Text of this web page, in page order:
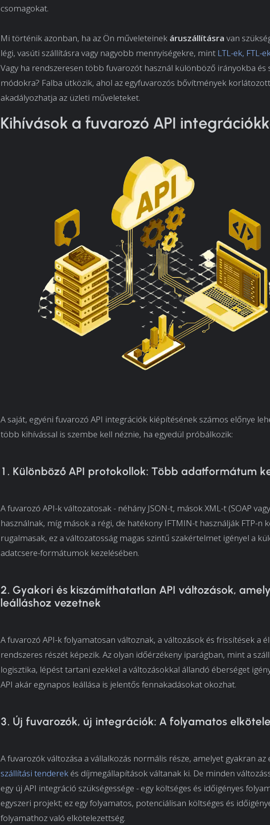
csomagokat.
Mi történik azonban, ha az Ön műveleteinek áruszállításra van
légi, vasúti szállításra vagy nagyobb mennyiségekre, mint LTL-ek, FTL-
Vagy ha rendszeresen több fuvarozót használ különböző irányokba és
módokra? Falba ütközik, ahol az egyfuvarozós bővítmények
akadályozhatja az üzleti műveleteket.
Kihívások a fuvarozó API
A saját, egyéni fuvarozó API integrációk kiépítésének számos előnye
több kihívással is szembe kell néznie, ha egyedül próbálkozik:
1. Különböző API protokollok: Több adatformátum
A fuvarozó API-k változatosak - néhány JSON-t, mások XML-t (SOAP
használnak, míg mások a régi, de hatékony IFTMIN-t használják FTP-n
rugalmasak, ez a változatosság magas szintű szakértelmet igényel a
adatcsere-formátumok kezelésében.
2. Gyakori és kiszámíthatatlan API változások,
leálláshoz vezetnek
A fuvarozó API-k folyamatosan változnak, a változások és frissítések a
rendszeres részét képezik. Az olyan időérzékeny iparágban, mint a
logisztika, lépést tartani ezekkel a változásokkal állandó éberséget
API akár egynapos leállása is jelentős fennakadásokat okozhat.
3. Új fuvarozók, új integrációk: A folyamatos
A fuvarozók változása a vállalkozás normális része, amelyet gyakran az
szállítási tenderek és díjmegállapítások váltanak ki. De minden
egy új API integráció szükségessége - egy költséges és időigényes
egyszeri projekt; ez egy folyamatos, potenciálisan költséges és
folyamathoz való elkötelezettség.